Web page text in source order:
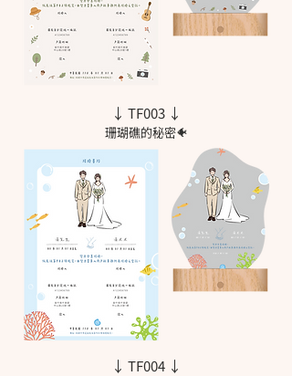
↓ TF003 ↓
珊瑚礁的秘密🐠
↓ TF004 ↓